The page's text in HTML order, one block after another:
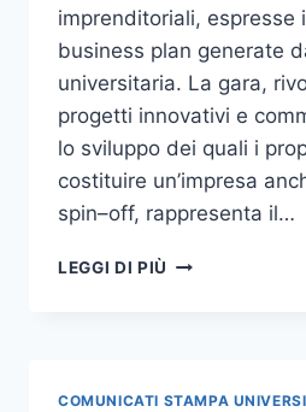
imprenditoriali, espresse
business plan generate
universitaria. La gara,
progetti innovativi e
lo sviluppo dei quali i
costituire un’impresa
spin–off, rappresenta il…
LEGGI DI PIÙ L’IDEA
COMUNICATI STAMPA